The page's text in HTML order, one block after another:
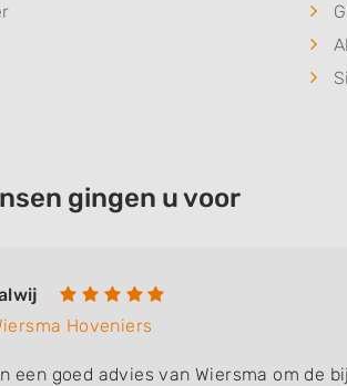
gingen u voor
Hoveniers
een goed advies van Wiersma om de